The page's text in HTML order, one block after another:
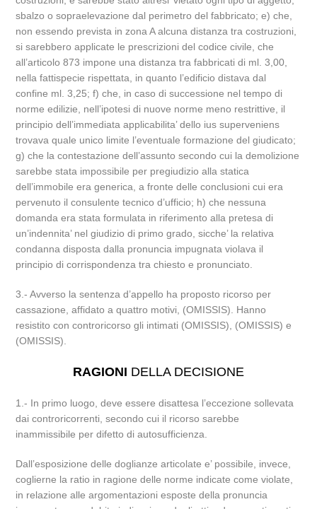
sbalzo o sopraelevazione dal perimetro del fabbricato; e) che,
non essendo prevista in zona A alcuna distanza tra costruzioni,
si sarebbero applicate le prescrizioni del codice civile, che
all’articolo 873 impone una distanza tra fabbricati di ml. 3,00,
nella fattispecie rispettata, in quanto l’edificio distava dal
confine ml. 3,25; f) che, in caso di successione nel tempo di
norme edilizie, nell’ipotesi di nuove norme meno restrittive, il
principio dell’immediata applicabilita’ dello ius superveniens
trovava quale unico limite l’eventuale formazione del giudicato;
g) che la contestazione dell’assunto secondo cui la demolizione
sarebbe stata impossibile per pregiudizio alla statica
dell’immobile era generica, a fronte delle conclusioni cui era
pervenuto il consulente tecnico d’ufficio; h) che nessuna
domanda era stata formulata in riferimento alla pretesa di
un’indennita’ nel giudizio di primo grado, sicche’ la relativa
condanna disposta dalla pronuncia impugnata violava il
principio di corrispondenza tra chiesto e pronunciato.
3.- Avverso la sentenza d’appello ha proposto ricorso per
cassazione, affidato a quattro motivi, (OMISSIS). Hanno
resistito con controricorso gli intimati (OMISSIS), (OMISSIS) e
(OMISSIS).
RAGIONI DELLA DECISIONE
1.- In primo luogo, deve essere disattesa l’eccezione sollevata
dai controricorrenti, secondo cui il ricorso sarebbe
inammissibile per difetto di autosufficienza.
Dall’esposizione delle doglianze articolate e’ possibile, invece,
coglierne la ratio in ragione delle norme indicate come violate,
in relazione alle argomentazioni esposte della pronuncia